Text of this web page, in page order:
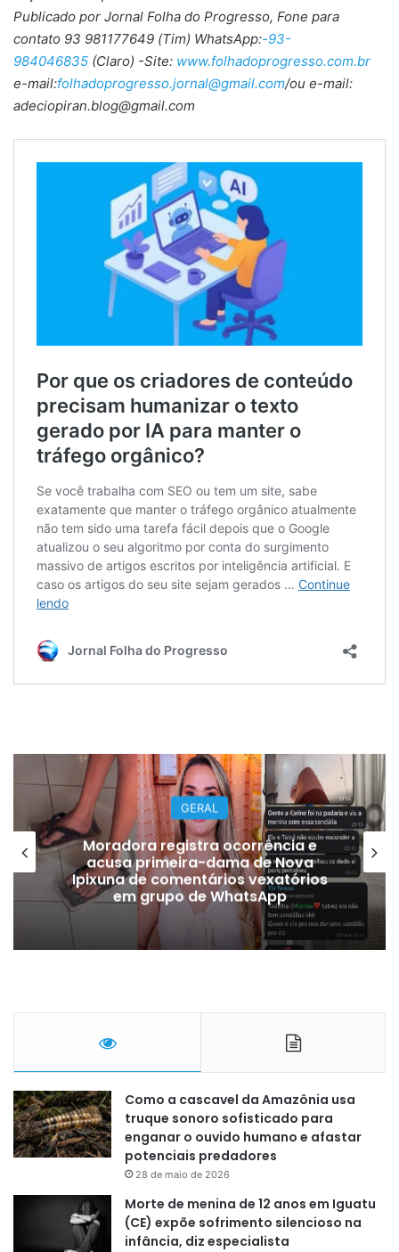
Publicado por Jornal Folha do Progresso, Fone para
contato 93 981177649 (Tim) WhatsApp:-93-
984046835 (Claro) -Site: www.folhadoprogresso.com.br
e-mail:folhadoprogresso.jornal@gmail.com/ou e-mail:
adeciopiran.blog@gmail.com
GERAL
Moradora registra ocorrência e
acusa primeira-dama de Nova
Ipixuna de comentários vexatórios
em grupo de WhatsApp
Como a cascavel da Amazônia usa
truque sonoro sofisticado para
enganar o ouvido humano e afastar
potenciais predadores
28 de maio de 2026
Morte de menina de 12 anos em Iguatu
(CE) expõe sofrimento silencioso na
infância, diz especialista